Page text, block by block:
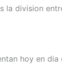
la division
hoy en dia